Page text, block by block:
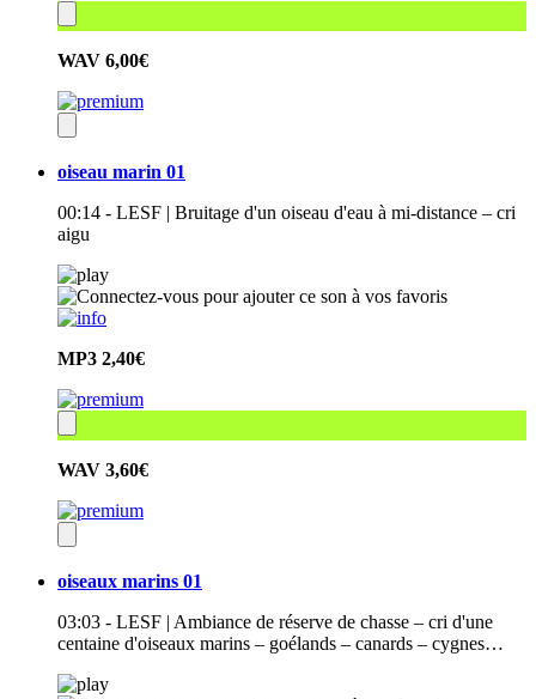
WAV 6,00€
oiseau marin 01
00:14 - LESF | Bruitage d'un oiseau d'eau à mi-distance – cri
aigu
MP3 2,40€
WAV 3,60€
oiseaux marins 01
03:03 - LESF | Ambiance de réserve de chasse – cri d'une
centaine d'oiseaux marins – goélands – canards – cygnes…